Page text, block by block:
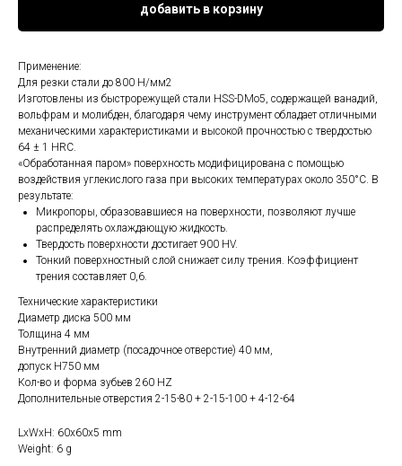
добавить в корзину
Применение:
Для резки стали до 800 Н/мм2
Изготовлены из быстрорежущей стали HSS-DMo5, содержащей ванадий,
вольфрам и молибден, благодаря чему инструмент обладает отличными
механическими характеристиками и высокой прочностью с твердостью
64 ± 1 HRC.
«Обработанная паром» поверхность модифицирована с помощью
воздействия углекислого газа при высоких температурах около 350°C. В
результате:
Микропоры, образовавшиеся на поверхности, позволяют лучше
распределять охлаждающую жидкость.
Твердость поверхности достигает 900 HV.
Тонкий поверхностный слой снижает силу трения. Коэффициент
трения составляет 0,6.
Технические характеристики
Диаметр диска 500 мм
Толщина 4 мм
Внутренний диаметр (посадочное отверстие) 40 мм,
допуск H750 мм
Кол-во и форма зубьев 260 HZ
Дополнительные отверстия 2-15-80 + 2-15-100 + 4-12-64
LxWxH: 60x60x5 mm
Weight: 6 g